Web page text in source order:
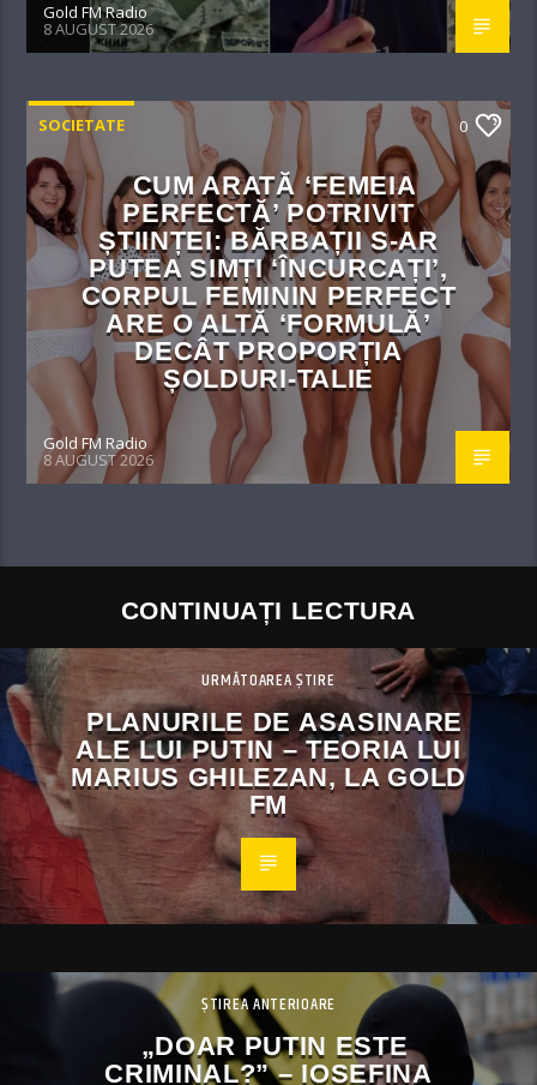
Gold FM Radio
8 AUGUST 2026
SOCIETATE 0
CUM ARATĂ ‘FEMEIA
PERFECTĂ’ POTRIVIT
ȘTIINȚEI: BĂRBAȚII S-AR
PUTEA SIMȚI ‘ÎNCURCAȚI’,
CORPUL FEMININ PERFECT
ARE O ALTĂ ‘FORMULĂ’
DECÂT PROPORȚIA
ȘOLDURI-TALIE
Gold FM Radio
8 AUGUST 2026
CONTINUAȚI LECTURA
URMĂTOAREA ȘTIRE
PLANURILE DE ASASINARE
ALE LUI PUTIN – TEORIA LUI
MARIUS GHILEZAN, LA GOLD
FM
ȘTIREA ANTERIOARE
„DOAR PUTIN ESTE
CRIMINAL?” – IOSEFINA